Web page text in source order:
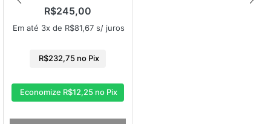
R$245,00
Em até 3x de R$81,67 s/ juros
R$232,75 no Pix
Economize R$12,25 no Pix